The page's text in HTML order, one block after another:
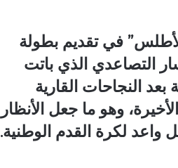
في تقديم بطولة
التصاعدي الذي باتت
النجاحات القارية
وهو ما جعل الأنظار
واعد لكرة القدم الوطنية.